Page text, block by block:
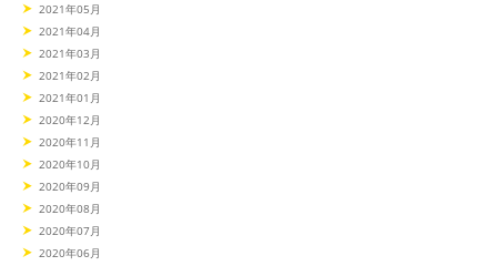
2021年05月
2021年04月
2021年03月
2021年02月
2021年01月
2020年12月
2020年11月
2020年10月
2020年09月
2020年08月
2020年07月
2020年06月